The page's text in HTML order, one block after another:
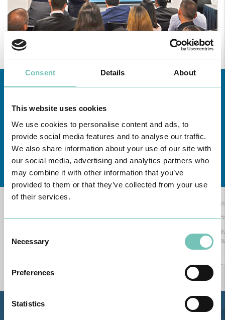
Consent Details About
This website uses cookies
We use cookies to personalise content and ads, to
provide social media features and to analyse our traffic.
We also share information about your use of our site with
our social media, advertising and analytics partners who
may combine it with other information that you’ve
provided to them or that they’ve collected from your use
of their services.
Selection
Necessary
Preferences
Statistics
Conheça todas as Unidades de saúde CUFaqui